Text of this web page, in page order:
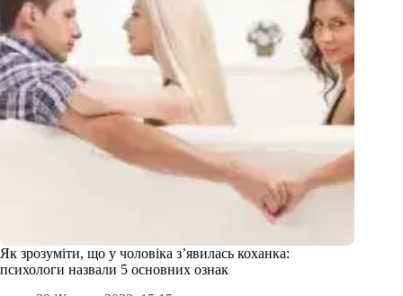
Як зрозуміти, що у чоловіка з’явилась коханка:
психологи назвали 5 основних ознак